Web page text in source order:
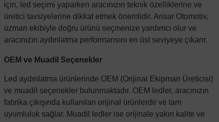
için, led seçimi yaparken aracınızın teknik özelliklerine ve
üretici tavsiyelerine dikkat etmek önemlidir. Arisar Otomotiv,
uzman ekibiyle doğru ürünü seçmenize yardımcı olur ve
aracınızın aydınlatma performansını en üst seviyeye çıkarır.
OEM ve Muadil Seçenekler
Led aydınlatma ürünlerinde OEM (Orijinal Ekipman Üreticisi)
ve muadil seçenekler bulunmaktadır. OEM ledler, aracınızın
fabrika çıkışında kullanılan orijinal ürünlerdir ve tam
uyumluluk sağlar. Muadil ledler ise orijinale yakın kalite ve